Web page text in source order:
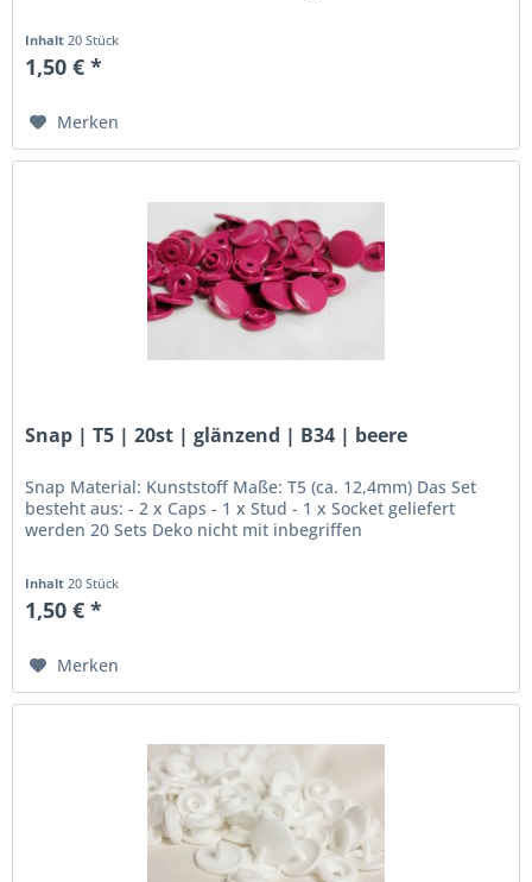
Inhalt20 Stück
1,50 € *
Merken
Snap | T5 | 20st | glänzend | B34 | beere
Snap Material: Kunststoff Maße: T5 (ca. 12,4mm) Das Set
besteht aus: - 2 x Caps - 1 x Stud - 1 x Socket geliefert
werden 20 Sets Deko nicht mit inbegriffen
Inhalt20 Stück
1,50 € *
Merken